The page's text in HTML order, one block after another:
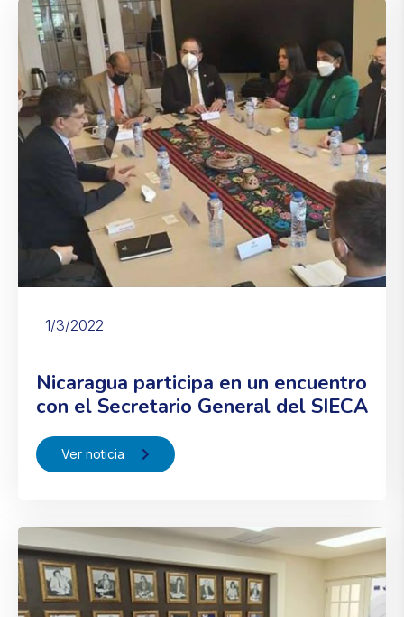
1/3/2022
Nicaragua participa en un encuentro
con el Secretario General del SIECA
Ver noticia